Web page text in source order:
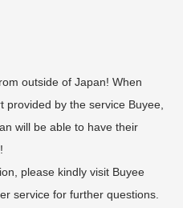
outside of Japan! When
by the service Buyee,
will be able to have their
please kindly visit Buyee
service for further questions.